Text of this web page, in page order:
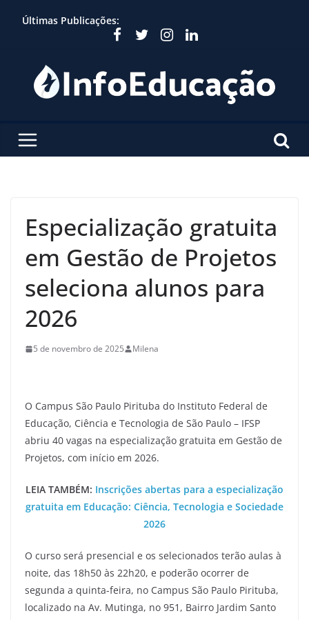
Últimas Publicações:
Especialização gratuita
em Gestão de Projetos
seleciona alunos para
2026
5 de novembro de 2025 Milena
O Campus São Paulo Pirituba do Instituto Federal de
Educação, Ciência e Tecnologia de São Paulo – IFSP
abriu 40 vagas na especialização gratuita em Gestão de
Projetos, com início em 2026.
LEIA TAMBÉM: Inscrições abertas para a especialização
gratuita em Educação: Ciência, Tecnologia e Sociedade
2026
O curso será presencial e os selecionados terão aulas à
noite, das 18h50 às 22h20, e poderão ocorrer de
segunda a quinta-feira, no Campus São Paulo Pirituba,
localizado na Av. Mutinga, no 951, Bairro Jardim Santo